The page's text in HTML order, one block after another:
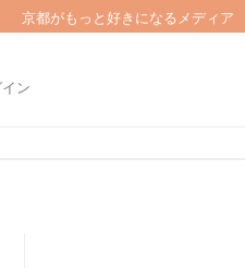
京都がもっと好きになるメディア
ン